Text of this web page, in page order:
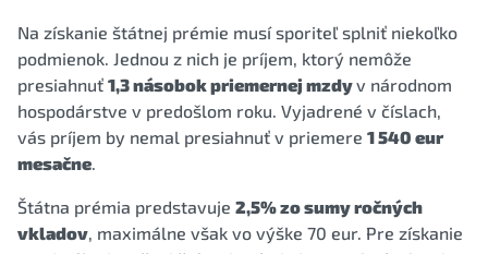
Na získanie štátnej prémie musí sporiteľ splniť niekoľko
podmienok. Jednou z nich je príjem, ktorý nemôže
presiahnuť 1,3 násobok priemernej mzdyv národnom
hospodárstve v predošlom roku. Vyjadrené v číslach,
vás príjem by nemal presiahnuť v priemere 1 540 eur
mesačne.
Štátna prémia predstavuje 2,5% zo sumy ročných
vkladov, maximálne však vo výške 70 eur. Pre získanie